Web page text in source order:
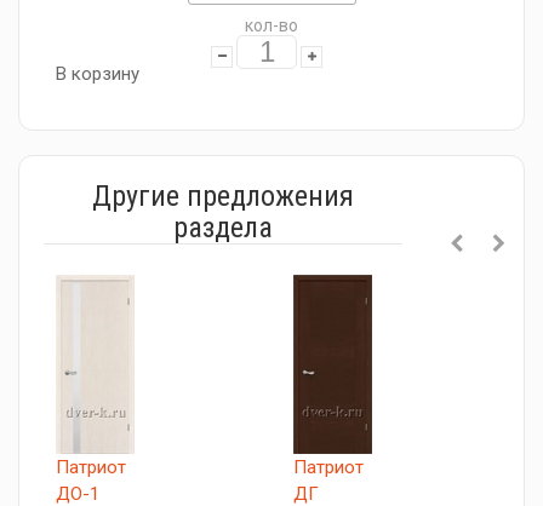
кол-во
В корзину
Другие предложения
раздела
Патриот
ДО-1
Патриот
ДГ